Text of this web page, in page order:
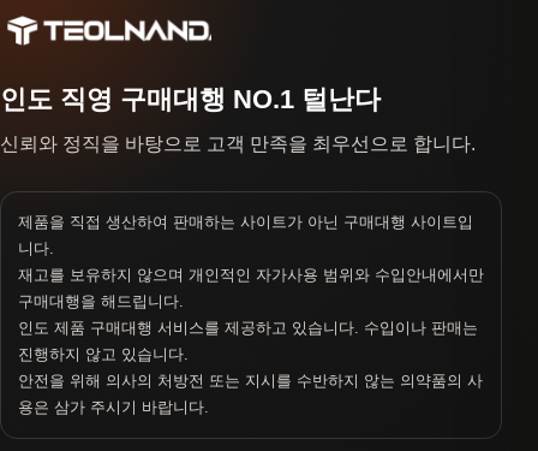
인도 직영 구매대행 NO.1 털난다
신뢰와 정직을 바탕으로 고객 만족을 최우선으로 합니다.
제품을 직접 생산하여 판매하는 사이트가 아닌 구매대행 사이트입
니다.
재고를 보유하지 않으며 개인적인 자가사용 범위와 수입안내에서만
구매대행을 해드립니다.
인도 제품 구매대행 서비스를 제공하고 있습니다. 수입이나 판매는
진행하지 않고 있습니다.
안전을 위해 의사의 처방전 또는 지시를 수반하지 않는 의약품의 사
용은 삼가 주시기 바랍니다.